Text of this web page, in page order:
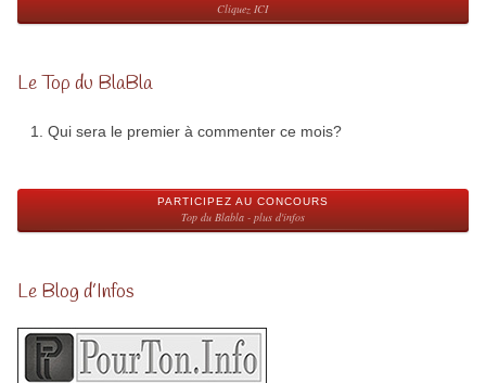
Cliquez ICI
Le Top du BlaBla
Qui sera le premier à commenter ce mois?
PARTICIPEZ AU CONCOURS
Top du Blabla - plus d'infos
Le Blog d’Infos